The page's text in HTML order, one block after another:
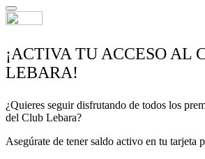
¡ACTIVA TU ACCESO AL
LEBARA!
¿Quieres seguir disfrutando de todos los
del Club Lebara?
Asegúrate de tener saldo activo en tu tarjeta